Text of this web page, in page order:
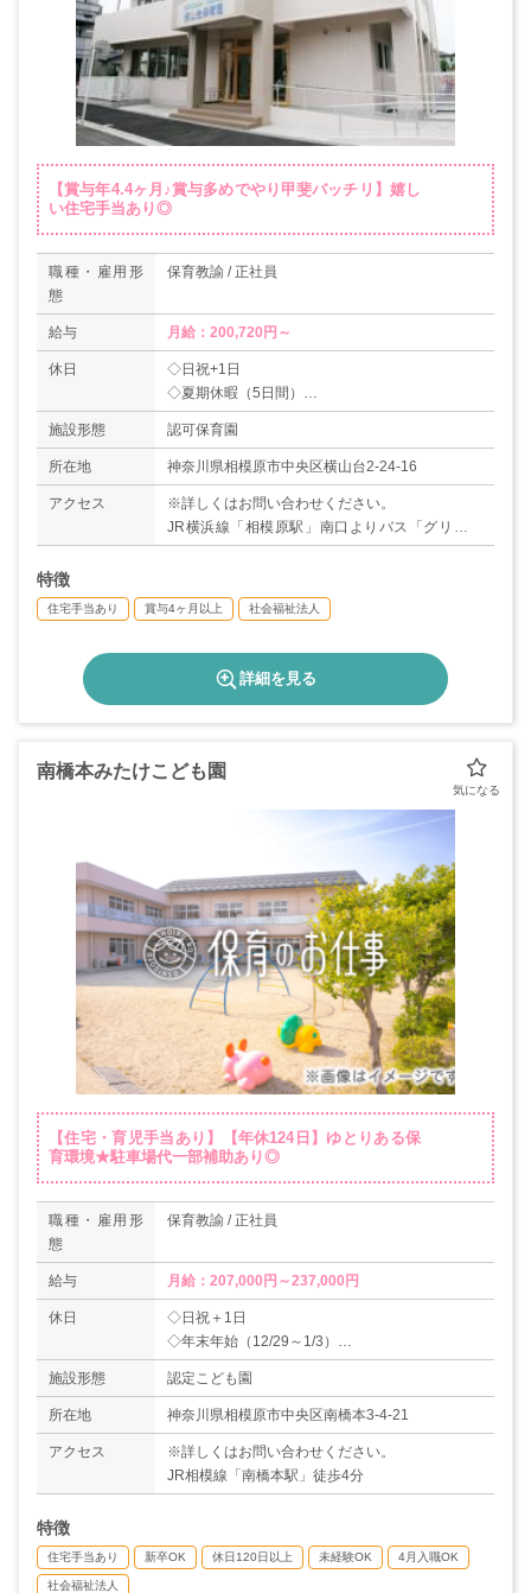
【賞与年4.4ヶ月♪賞与多めでやり甲斐バッチリ】嬉し
い住宅手当あり◎
職種・雇用形
態
保育教諭 / 正社員
給与 月給：200,720円～
休日
◇日祝+1日
◇夏期休暇（5日間）
◇年末年始休暇
◇有給休暇
施設形態 認可保育園
所在地 神奈川県相模原市中央区横山台2-24-16
アクセス
※詳しくはお問い合わせください。
JR横浜線「相模原駅」南口よりバス「グリーン
プール入口」下車徒歩5分
特徴
住宅手当あり 賞与4ヶ月以上 社会福祉法人
詳細を見る
南橋本みたけこども園
【住宅・育児手当あり】【年休124日】ゆとりある保
育環境★駐車場代一部補助あり◎
職種・雇用形
態
保育教諭 / 正社員
給与 月給：207,000円～237,000円
休日
◇日祝＋1日
◇年末年始（12/29～1/3）
◇有給休暇
◇育休取得実績あり
＊年間休日数124日
施設形態 認定こども園
所在地 神奈川県相模原市中央区南橋本3-4-21
アクセス
※詳しくはお問い合わせください。
JR相模線「南橋本駅」徒歩4分
特徴
住宅手当あり 新卒OK 休日120日以上 未経験OK 4月入職OK
社会福祉法人